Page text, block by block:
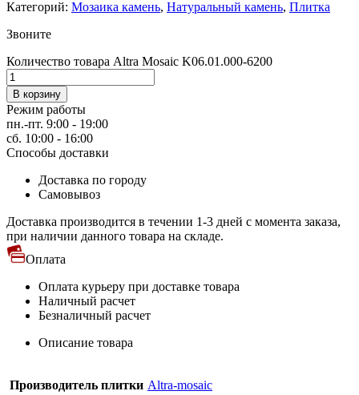
Категорий: Мозаика камень, Натуральный камень, Плитка
Звоните
Количество товара Altra Mosaic K06.01.000-6200
В корзину
Режим работы
пн.-пт. 9:00 - 19:00
сб. 10:00 - 16:00
Способы доставки
Доставка по городу
Самовывоз
Доставка производится в течении 1-3 дней с момента заказа,
при наличии данного товара на складе.
Оплата
Оплата курьеру при доставке товара
Наличный расчет
Безналичный расчет
Описание товара
Производитель плитки Altra-mosaic